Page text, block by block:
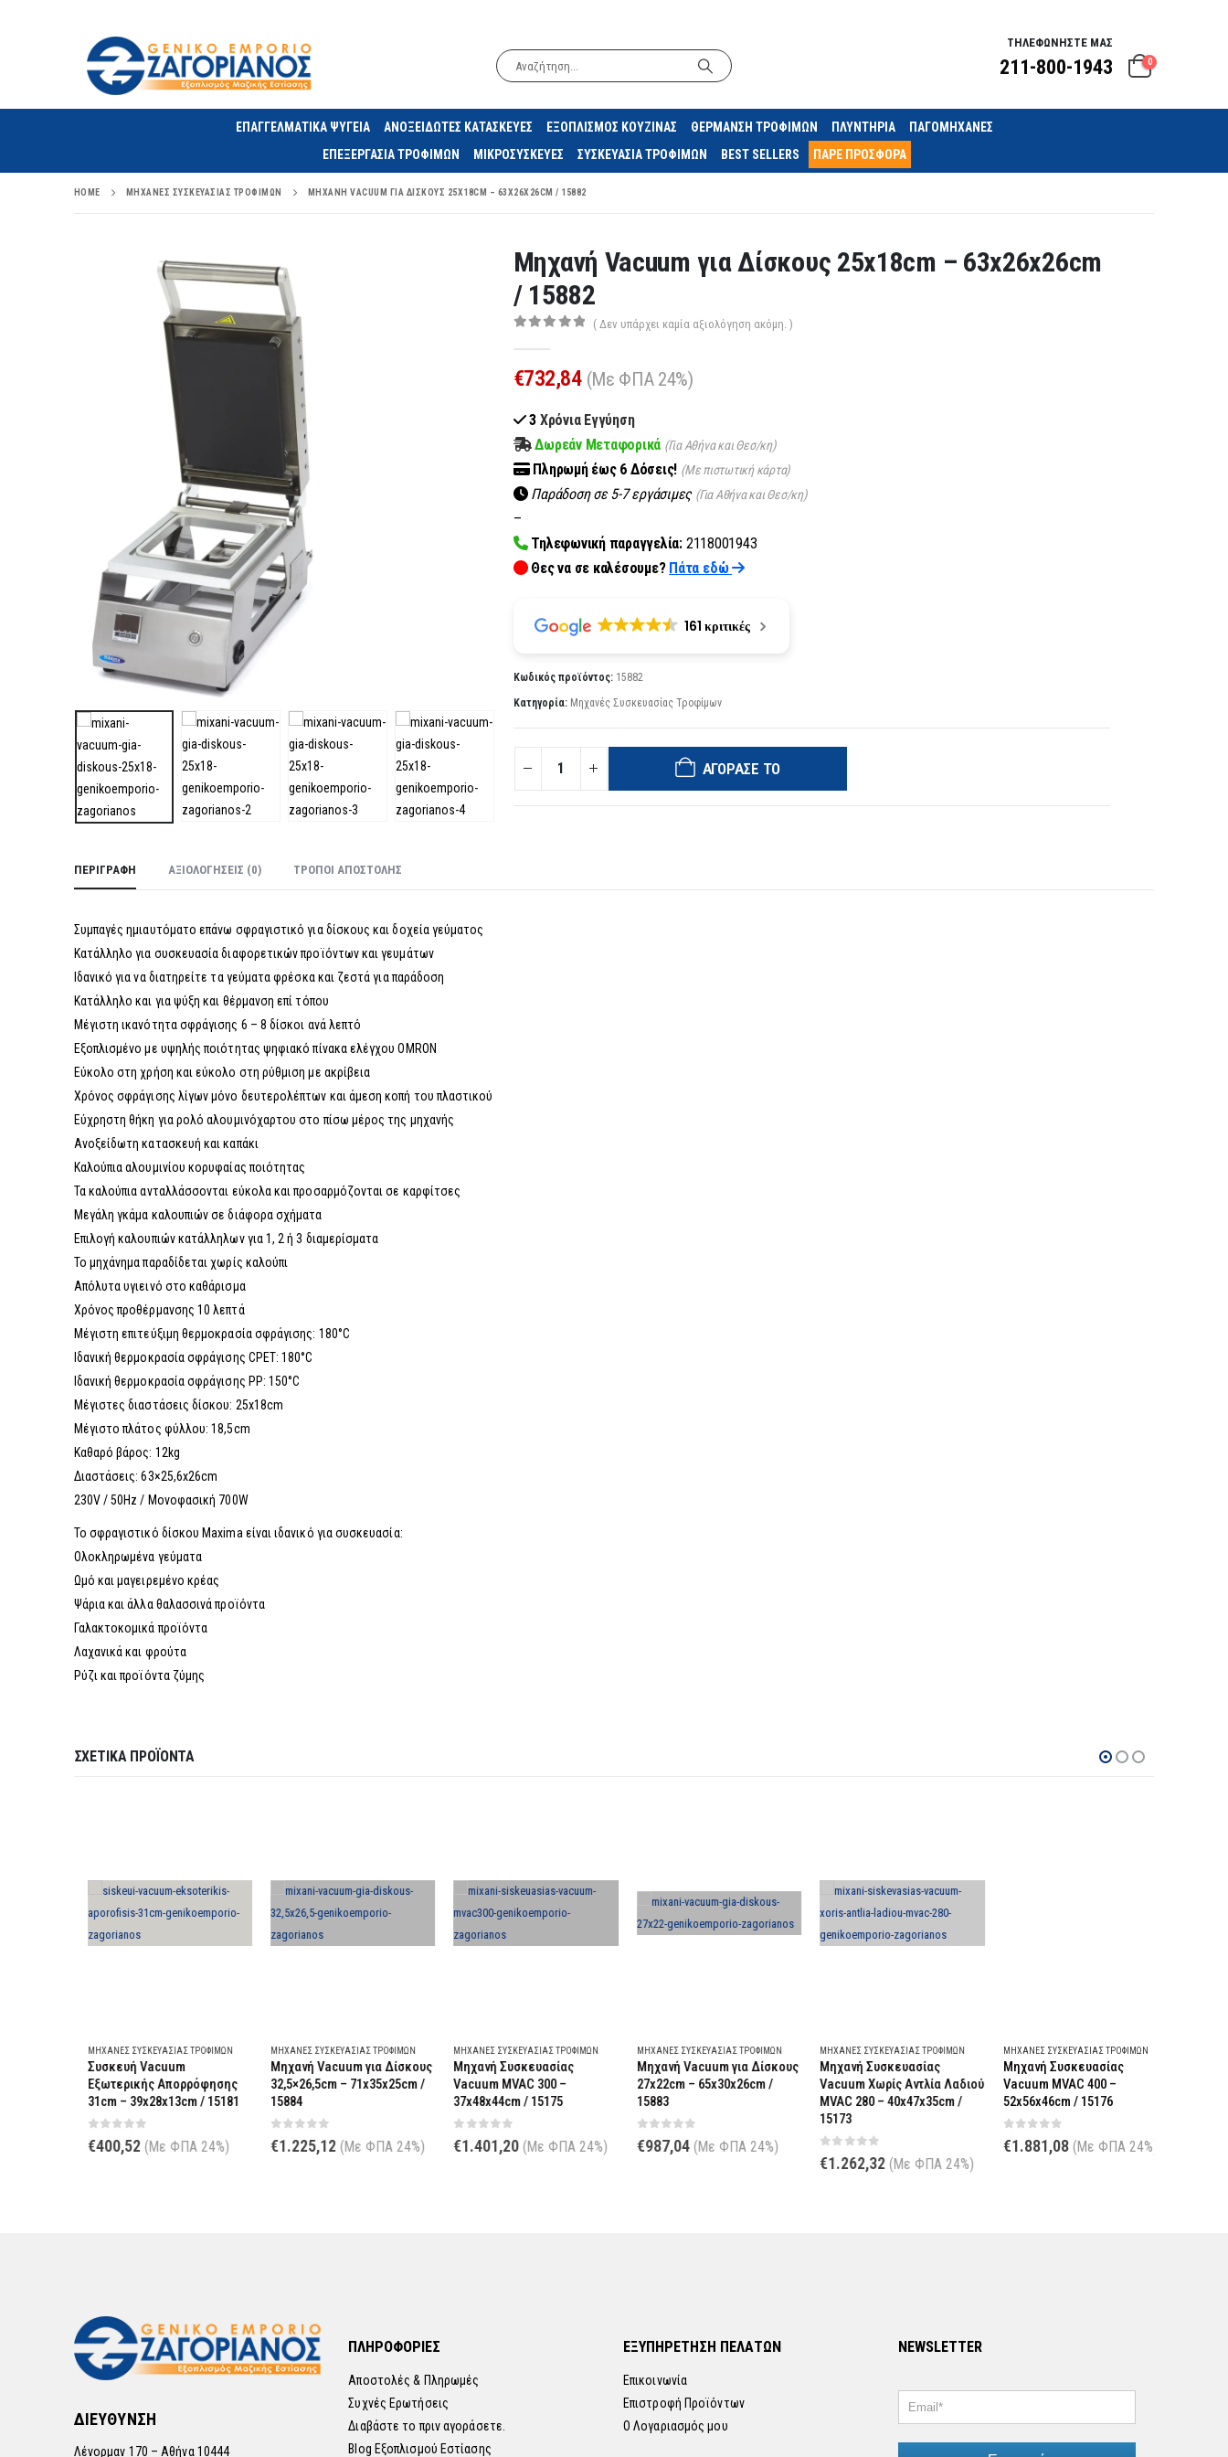
ΤΗΛΕΦΩΝΗΣΤΕ ΜΑΣ
211-800-1943 0
ΕΠΑΓΓΕΛΜΑΤΙΚΑ ΨΥΓΕΙΑ ΑΝΟΞΕΙΔΩΤΕΣ ΚΑΤΑΣΚΕΥΕΣ ΕΞΟΠΛΙΣΜΟΣ ΚΟΥΖΙΝΑΣ ΘΕΡΜΑΝΣΗ ΤΡΟΦΙΜΩΝ ΠΛΥΝΤΗΡΙΑ
ΠΑΓΟΜΗΧΑΝΕΣ
ΕΠΕΞΕΡΓΑΣΙΑ ΤΡΟΦΙΜΩΝ
ΜΙΚΡΟΣΥΣΚΕΥΕΣ ΣΥΣΚΕΥΑΣΙΑ ΤΡΟΦΙΜΩΝ BEST SELLERS ΠΑΡΕ ΠΡΟΣΦΟΡΑ
HOME ΜΗΧΑΝΈΣ ΣΥΣΚΕΥΑΣΊΑΣ ΤΡΟΦΊΜΩΝ ΜΗΧΑΝΉ VACUUM ΓΙΑ ΔΊΣΚΟΥΣ 25X18CM – 63X26X26CM / 15882
Μηχανή Vacuum για Δίσκους 25x18cm – 63x26x26cm
/ 15882
( Δεν υπάρχει καμία αξιολόγηση ακόμη. )
€732,84 (Με ΦΠΑ 24%)
3 Χρόνια Εγγύηση
Δωρεάν Μεταφορικά (Για Αθήνα και Θεσ/κη)
Πληρωμή έως 6 Δόσεις! (Με πιστωτική κάρτα)
Παράδοση σε 5-7 εργάσιμες (Για Αθήνα και Θεσ/κη)
–
Τηλεφωνική παραγγελία:2118001943
Θες να σε καλέσουμε? Πάτα εδώ
161 κριτικές
Κωδικός προϊόντος: 15882
Κατηγορία: Μηχανές Συσκευασίας Τροφίμων
ΑΓΌΡΑΣΈ ΤΟ
ΠΕΡΙΓΡΑΦΉ ΑΞΙΟΛΟΓΉΣΕΙΣ (0) ΤΡΌΠΟΙ ΑΠΟΣΤΟΛΉΣ
Συμπαγές ημιαυτόματο επάνω σφραγιστικό για δίσκους και δοχεία γεύματος
Κατάλληλο για συσκευασία διαφορετικών προϊόντων και γευμάτων
Ιδανικό για να διατηρείτε τα γεύματα φρέσκα και ζεστά για παράδοση
Κατάλληλο και για ψύξη και θέρμανση επί τόπου
Μέγιστη ικανότητα σφράγισης 6 – 8 δίσκοι ανά λεπτό
Εξοπλισμένο με υψηλής ποιότητας ψηφιακό πίνακα ελέγχου OMRON
Εύκολο στη χρήση και εύκολο στη ρύθμιση με ακρίβεια
Χρόνος σφράγισης λίγων μόνο δευτερολέπτων και άμεση κοπή του πλαστικού
Εύχρηστη θήκη για ρολό αλουμινόχαρτου στο πίσω μέρος της μηχανής
Ανοξείδωτη κατασκευή και καπάκι
Καλούπια αλουμινίου κορυφαίας ποιότητας
Τα καλούπια ανταλλάσσονται εύκολα και προσαρμόζονται σε καρφίτσες
Μεγάλη γκάμα καλουπιών σε διάφορα σχήματα
Επιλογή καλουπιών κατάλληλων για 1, 2 ή 3 διαμερίσματα
Το μηχάνημα παραδίδεται χωρίς καλούπι
Απόλυτα υγιεινό στο καθάρισμα
Χρόνος προθέρμανσης 10 λεπτά
Μέγιστη επιτεύξιμη θερμοκρασία σφράγισης: 180°C
Ιδανική θερμοκρασία σφράγισης CPET: 180°C
Ιδανική θερμοκρασία σφράγισης PP: 150°C
Μέγιστες διαστάσεις δίσκου: 25x18cm
Μέγιστο πλάτος φύλλου: 18,5cm
Καθαρό βάρος: 12kg
Διαστάσεις: 63×25,6x26cm
230V / 50Hz / Μονοφασική 700W
Το σφραγιστικό δίσκου Maxima είναι ιδανικό για συσκευασία:
Ολοκληρωμένα γεύματα
Ωμό και μαγειρεμένο κρέας
Ψάρια και άλλα θαλασσινά προϊόντα
Γαλακτοκομικά προϊόντα
Λαχανικά και φρούτα
Ρύζι και προϊόντα ζύμης
ΣΧΕΤΙΚΆ ΠΡΟΪΌΝΤΑ
ΜΗΧΑΝΈΣ ΣΥΣΚΕΥΑΣΊΑΣ ΤΡΟΦΊΜΩΝ
Συσκευή Vacuum
Εξωτερικής Απορρόφησης
31cm – 39x28x13cm / 15181
out of 5
400,52 (Με ΦΠΑ 24%)
ΜΗΧΑΝΈΣ ΣΥΣΚΕΥΑΣΊΑΣ ΤΡΟΦΊΜΩΝ
Μηχανή Vacuum για Δίσκους
32,5×26,5cm – 71x35x25cm /
15884
out of 5
1.225,12 (Με ΦΠΑ 24%)
ΜΗΧΑΝΈΣ ΣΥΣΚΕΥΑΣΊΑΣ ΤΡΟΦΊΜΩΝ
Μηχανή Συσκευασίας
Vacuum MVAC 300 –
37x48x44cm / 15175
out of 5
1.401,20 (Με ΦΠΑ 24%)
ΜΗΧΑΝΈΣ ΣΥΣΚΕΥΑΣΊΑΣ ΤΡΟΦΊΜΩΝ
Μηχανή Vacuum για Δίσκους
27x22cm – 65x30x26cm /
15883
out of 5
987,04 (Με ΦΠΑ 24%)
ΜΗΧΑΝΈΣ ΣΥΣΚΕΥΑΣΊΑΣ ΤΡΟΦΊΜΩΝ
Μηχανή Συσκευασίας
Vacuum Χωρίς Αντλία Λαδιού
MVAC 280 – 40x47x35cm /
15173
out of 5
1.262,32 (Με ΦΠΑ 24%)
ΜΗΧΑΝΈΣ ΣΥΣΚΕΥΑΣΊΑΣ ΤΡΟΦΊΜΩΝ
Μηχανή Συσκευασίας
Vacuum MVAC 400 –
52x56x46cm / 15176
out of 5
1.881,08 (Με ΦΠΑ 24%)
ΔΙΕΥΘΥΝΣΗ
Λένορμαν 170 – Αθήνα 10444
ΠΛΗΡΟΦΟΡΙΕΣ
Αποστολές & Πληρωμές
Συχνές Ερωτήσεις
Διαβάστε το πριν αγοράσετε.
Blog Εξοπλισμού Εστίασης
ΕΞΥΠΗΡΕΤΗΣΗ ΠΕΛΑΤΩΝ
Επικοινωνία
Επιστροφή Προϊόντων
Ο Λογαριασμός μου
NEWSLETTER